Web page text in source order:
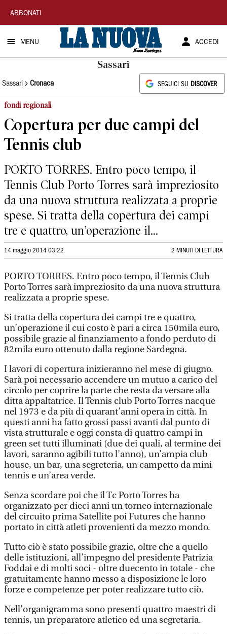
La
Nuova
Sardegna
ABBONATI
MENU ACCEDI
Sassari
Sassari Cronaca SEGUICI SU DISCOVER
fondi regionali
Copertura per due campi del
Tennis club
PORTO TORRES. Entro poco tempo, il
Tennis Club Porto Torres sarà impreziosito
da una nuova struttura realizzata a proprie
spese. Si tratta della copertura dei campi
tre e quattro, un’operazione il...
14 maggio 2014 03:22 2 MINUTI DI LETTURA
PORTO TORRES. Entro poco tempo, il Tennis Club
Porto Torres sarà impreziosito da una nuova struttura
realizzata a proprie spese.
Si tratta della copertura dei campi tre e quattro,
un’operazione il cui costo è pari a circa 150mila euro,
possibile grazie al finanziamento a fondo perduto di
82mila euro ottenuto dalla regione Sardegna.
I lavori di copertura inizieranno nel mese di giugno.
Sarà poi necessario accendere un mutuo a carico del
circolo per coprire la parte che resta da versare alla
ditta appaltatrice. Il Tennis club Porto Torres nacque
nel 1973 e da più di quarant’anni opera in città. In
questi anni ha fatto grossi passi avanti dal punto di
vista strutturale e oggi consta di quattro campi in
green set tutti illuminati (due dei quali, al termine dei
lavori, saranno agibili tutto l’anno), un’ampia club
house, un bar, una segreteria, un campetto da mini
tennis e un’area verde.
Senza scordare poi che il Tc Porto Torres ha
organizzato per dieci anni un torneo internazionale
del circuito prima Satellite poi Futures che hanno
portato in città atleti provenienti da mezzo mondo.
Tutto ciò è stato possibile grazie, oltre che a quello
delle istituzioni, all’impegno del presidente Patrizia
Foddai e di molti soci - oltre duecento in totale - che
gratuitamente hanno messo a disposizione le loro
forze e competenze per poter realizzare tutto ciò.
Nell’organigramma sono presenti quattro maestri di
tennis, un preparatore atletico ed una segretaria.